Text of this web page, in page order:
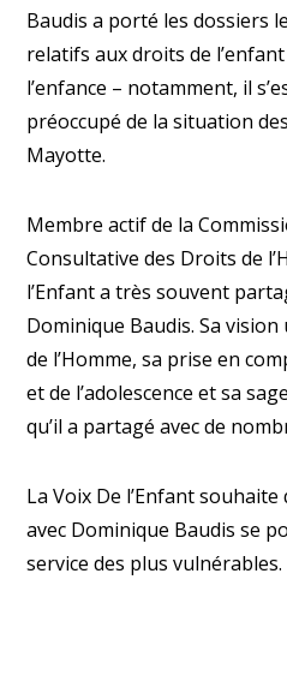
Baudis a porté les dossiers
relatifs aux droits de
l’enfance – notamment, il
préoccupé de la situation
Mayotte.
Membre actif de la
Consultative des Droits de
l’Enfant a très souvent
Dominique Baudis. Sa
de l’Homme, sa prise en
et de l’adolescence et sa
qu’il a partagé avec de
La Voix De l’Enfant
avec Dominique Baudis se
service des plus vulnérables.